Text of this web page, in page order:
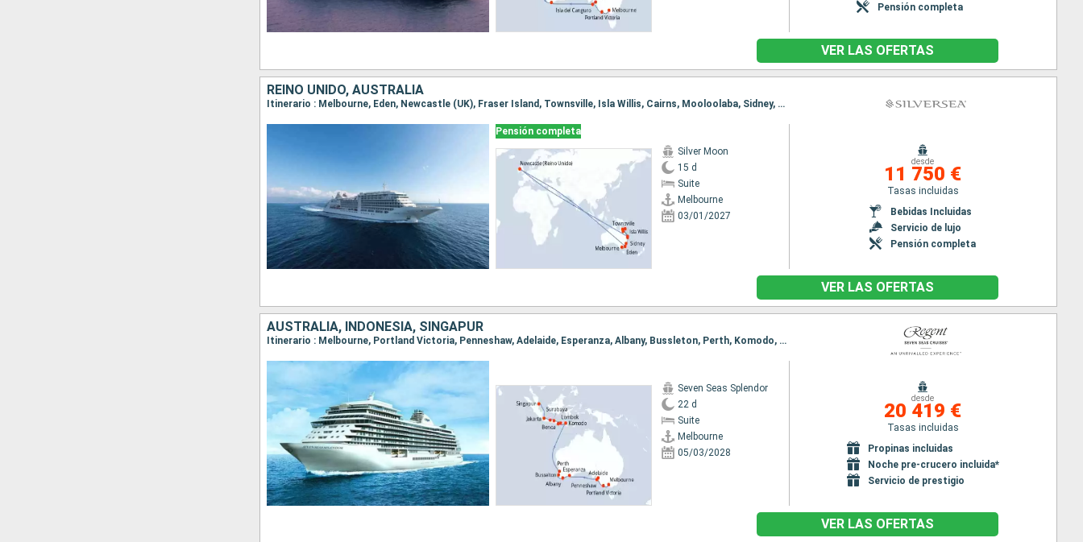
Pensión completa
VER LAS OFERTAS
REINO UNIDO, AUSTRALIA
Itinerario : Melbourne, Eden, Newcastle (UK), Fraser Island, Townsville, Isla Willis, Cairns, Mooloolaba, Sidney, Melbourne, Eden, Newcastle (UK), Fraser Island, Townsville, Isla Willis, Cairns, Mooloolaba, Sidney
Pensión completa
Silver Moon
15 d
Suite
Melbourne
03/01/2027
desde
11 750 €
Tasas incluidas
Bebidas Incluidas
Servicio de lujo
Pensión completa
VER LAS OFERTAS
AUSTRALIA, INDONESIA, SINGAPUR
Itinerario : Melbourne, Portland Victoria, Penneshaw, Adelaide, Esperanza, Albany, Bussleton, Perth, Komodo, Benoa, Lombok, Surabaya, Semarang, Jakarta, Singapur
Seven Seas Splendor
22 d
Suite
Melbourne
05/03/2028
desde
20 419 €
Tasas incluidas
Propinas incluidas
Noche pre-crucero incluida*
Servicio de prestigio
VER LAS OFERTAS